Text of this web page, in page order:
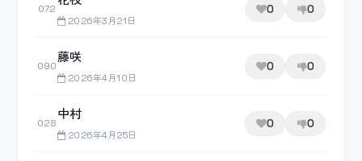
072
2026年3月21日
0 0
090
藤咲
2026年4月10日
0 0
028
中村
2026年4月25日
0 0